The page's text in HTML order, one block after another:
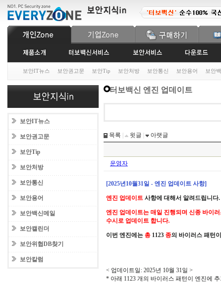
보안IT뉴스 보안권고문 보안Tip 보안처방 보안통신 보안용어 보안
보안IT뉴스
보안권고문
보안Tip
보안처방
보안통신
보안용어
보안백신메일
보안캘린더
보안위협DB찾기
보안칼럼
터보백신 엔진 업데이트
목록 윗글 아랫글
운영자
[2025년10월31일 - 엔진 업데이트 사항]
엔진 업데이트 사항에 대해서 알려드립니다.
엔진 업데이트는 매일 진행되며 신종 바이
수시로 업데이트 합니다.
이번 엔진에는 총 1123 종의 바이러스 패턴
< 업데이트일: 2025년 10월 31일 >
* 아래 1123 개의 바이러스 패턴이 엔진에